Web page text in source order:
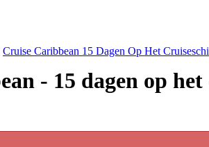
Cruise Caribbean 15 Dagen Op Het
- 15 dagen op